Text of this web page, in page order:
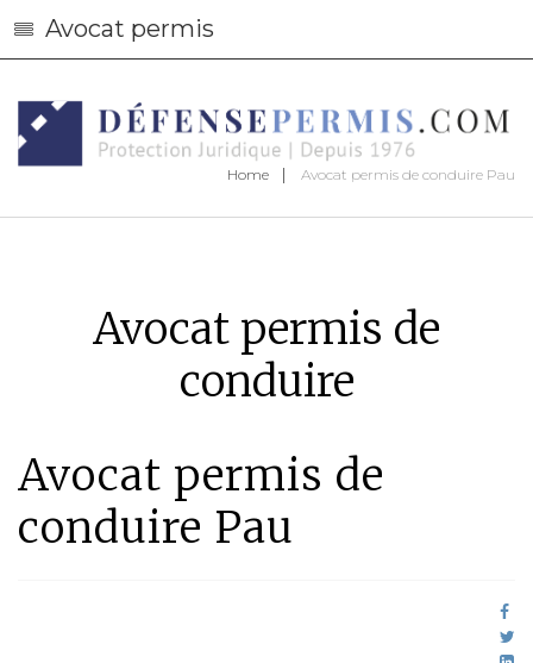
Avocat permis
Home Avocat permis de conduire Pau
Avocat permis de
conduire
Avocat permis de
conduire Pau